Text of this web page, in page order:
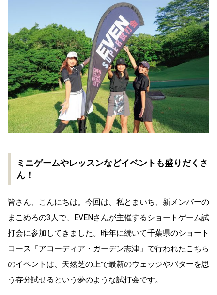
ミニゲームやレッスンなどイベントも盛りだくさ
ん！
皆さん、こんにちは。今回は、私とまいち、新メンバーの
まこめろの3人で、EVENさんが主催するショートゲーム試
打会に参加してきました。昨年に続いて千葉県のショート
コース「アコーディア・ガーデン志津」で行われたこちら
のイベントは、天然芝の上で最新のウェッジやパターを思
う存分試せるという夢のような試打会です。